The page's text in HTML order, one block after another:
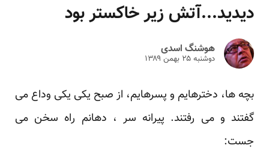
دیدید...آتش زیر خاکستر بود
هوشنگ اسدی
دوشنبه ۲۵ بهمن ۱۳۸۹
بچه ها، دخترهایم و پسرهایم، از صبح یکی یکی وداع می
گفتند و می رفتند. پیرانه سر ، دهانم راه سخن می
جست: